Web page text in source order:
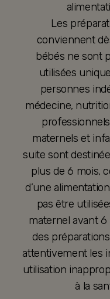
Les
conviennent
bébés ne sont
utilisées
personnes
médecine,
maternels et
suite sont
plus de 6 mois,
d’une
pas être
maternel avant
des
attentivement les
utilisation
à la